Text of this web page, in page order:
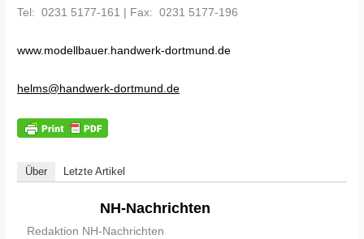
Tel: 0231 5177-161 | Fax: 0231 5177-196
www.modellbauer.handwerk-dortmund.de
helms@handwerk-dortmund.de
Über Letzte Artikel
NH-Nachrichten
Redaktion NH-Nachrichten